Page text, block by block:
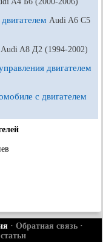
Audi A6 С5
Audi A8 Д2 (1994-2002)
двигателем
с двигателем
· Обратная связь ·